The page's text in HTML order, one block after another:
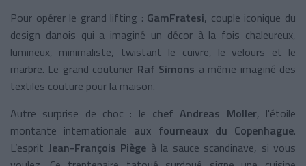
Pour opérer le grand lifting : GamFratesi, couple iconique du
design danois qui a imaginé un décor à la fois chaleureux,
lumineux, minimaliste, twistant le cuivre, le velours et le
marbre. Le grand couturier Raf Simons a même imaginé des
textiles couture pour la maison.
Autre surprise de choc : le chef Andreas Moller, l'étoile
montante internationale aux fourneaux du Copenhague.
L’esprit Jean-François Piège à la sauce scandinave, si vous